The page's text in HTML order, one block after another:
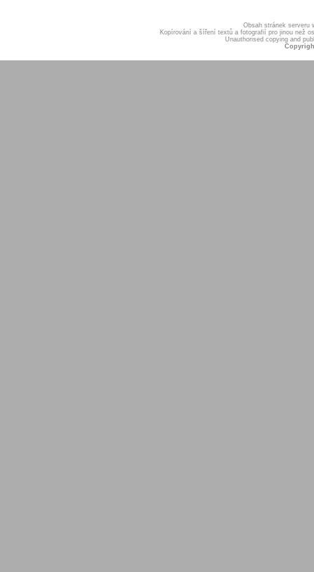
Obsah stránek serveru
Kopírování a šíření textů a fotografií pro jinou než
Unauthorised copying and